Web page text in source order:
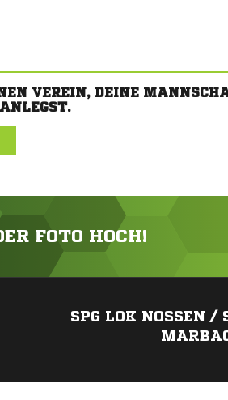
VEREIN, DEINE
FOTO HOCH!
SPG LOK NOSSEN /